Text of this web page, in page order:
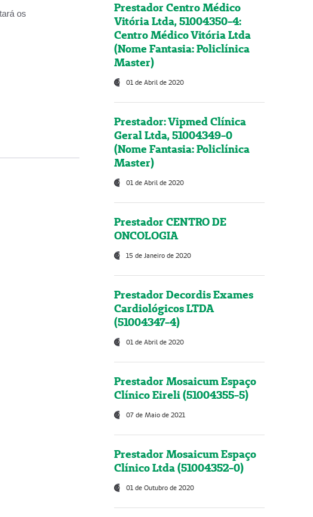
os
Prestador Centro Médico
Vitória Ltda, 51004350-4:
Centro Médico Vitória Ltda
(Nome Fantasia: Policlínica
Master)
01 de Abril de 2020
Prestador: Vipmed Clínica
Geral Ltda, 51004349-0
(Nome Fantasia: Policlínica
Master)
01 de Abril de 2020
Prestador CENTRO DE
ONCOLOGIA
15 de Janeiro de 2020
Prestador Decordis Exames
Cardiológicos LTDA
(51004347-4)
01 de Abril de 2020
Prestador Mosaicum Espaço
Clínico Eireli (51004355-5)
07 de Maio de 2021
Prestador Mosaicum Espaço
Clínico Ltda (51004352-0)
01 de Outubro de 2020